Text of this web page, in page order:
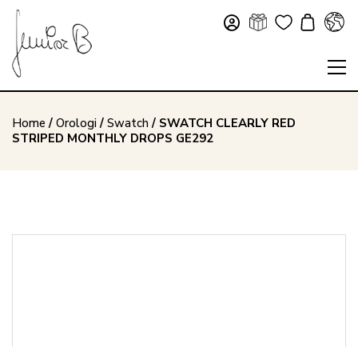
Home / Orologi/ Swatch/ SWATCH CLEARLY RED
STRIPED MONTHLY DROPS GE292